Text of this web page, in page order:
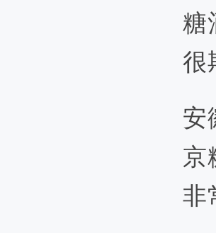
糖
很
安
京
非